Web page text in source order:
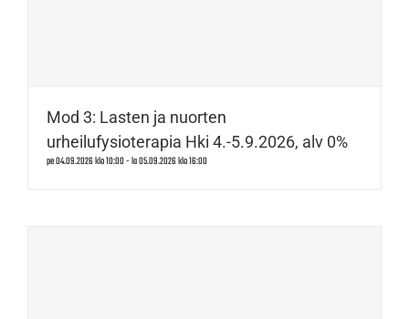
Mod 3: Lasten ja nuorten
urheilufysioterapia Hki 4.-5.9.2026, alv 0%
pe 04.09.2026 klo 10:00-la 05.09.2026 klo 16:00